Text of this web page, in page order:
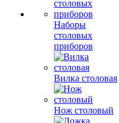
Наборы
столовых
приборов
Вилка столовая
Нож столовый